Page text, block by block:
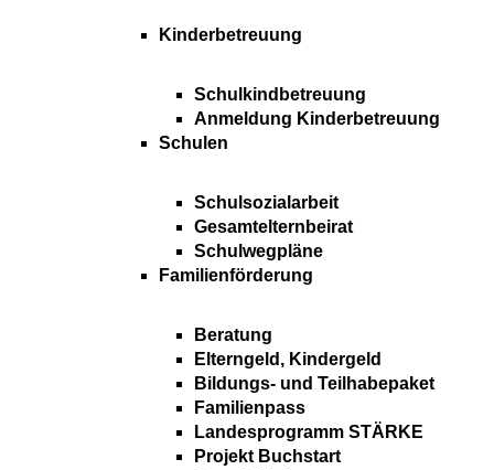
Kinderbetreuung
Schulkindbetreuung
Anmeldung Kinderbetreuung
Schulen
Schulsozialarbeit
Gesamtelternbeirat
Schulwegpläne
Familienförderung
Beratung
Elterngeld, Kindergeld
Bildungs- und Teilhabepaket
Familienpass
Landesprogramm STÄRKE
Projekt Buchstart